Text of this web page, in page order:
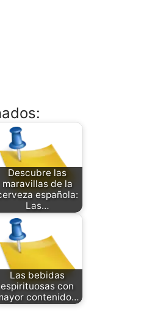
Descubre las
maravillas de la
española:
Las…
Las bebidas
espirituosas con
contenido…